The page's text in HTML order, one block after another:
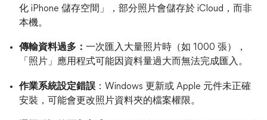
化 iPhone 儲存空間」，部分照片會儲存於 iCloud，而非
本機。
傳輸資料過多： 一次匯入大量照片時（如 1000 張），
「照片」應用程式可能因資料量過大而無法完成匯入。
作業系統設定錯誤 ：Windows 更新或 Apple 元件未正確
安裝，可能會更改照片資料夾的檔案權限。